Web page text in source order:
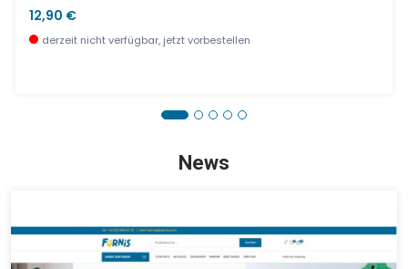
12,90 €
derzeit nicht verfügbar, jetzt vorbestellen
News